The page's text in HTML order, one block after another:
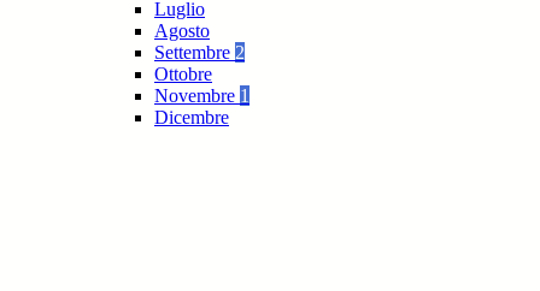
Luglio
Agosto
Settembre 2
Ottobre
Novembre 1
Dicembre